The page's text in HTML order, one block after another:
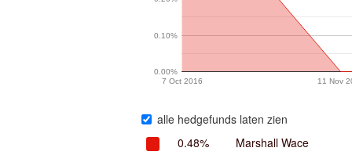
7 Oct 2016 11 Nov
0.00%
0.10%
alle hedgefunds laten zien
0.48%
Marshall Wace